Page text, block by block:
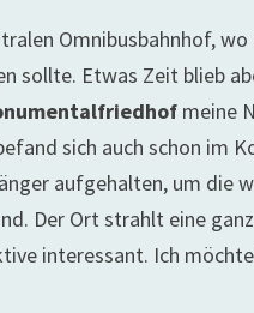
Omnibusbahnhof,
sollte. Etwas Zeit blieb
meine
sich auch schon im
aufgehalten, um die
Der Ort strahlt eine
interessant. Ich